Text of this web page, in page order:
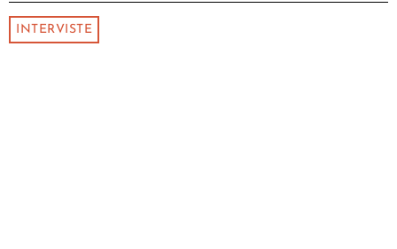
INTERVISTE